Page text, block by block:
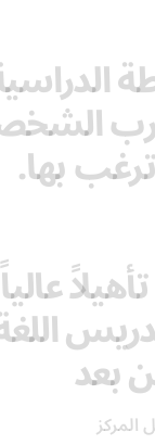
بها.
اللغة
بعد
المركز